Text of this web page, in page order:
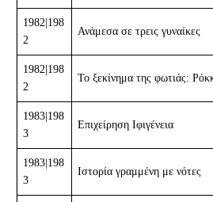
1982|198
2
Ανάμεσα σε τρεις γυναίκες
1982|198
2
Το ξεκίνημα της φωτιάς:
1983|198
3
Επιχείρηση Ιφιγένεια
1983|198
3
Ιστορία γραμμένη με νότες